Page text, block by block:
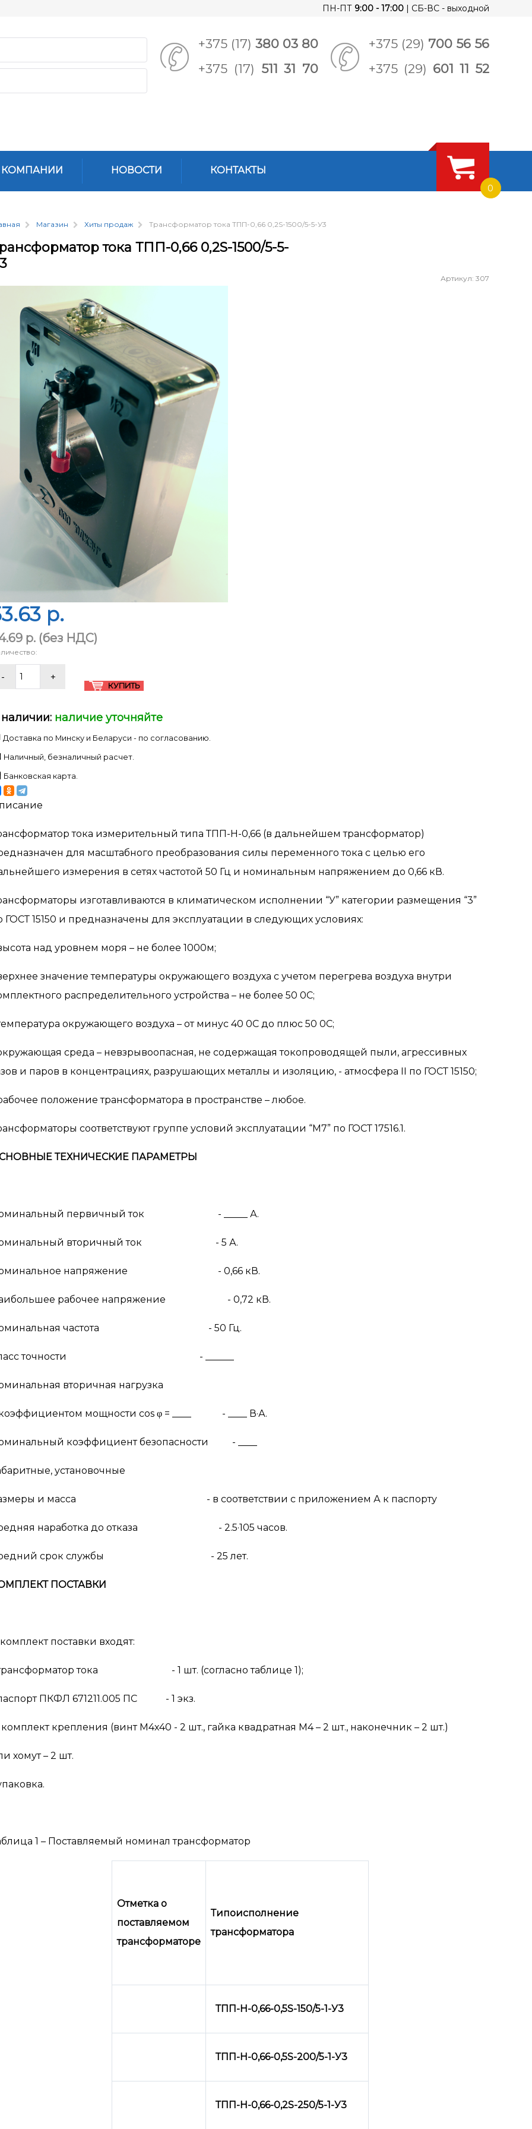
ПН-ПТ 9:00 - 17:00 | СБ-ВС - выходной
+375 (17) 380 03 80
+375 (17) 511 31 70
+375 (29) 700 56 56
+375 (29) 601 11 52
НОВОСТИ КОНТАКТЫ
0
Магазин Хиты продаж Трансформатор тока ТПП-0,66 0,2S-1500/5-5-У3
тока ТПП-0,66 0,2S-1500/5-5-
Артикул: 307
p.
p. (без НДС)
наличие уточняйте
Доставка по Минску и Беларуси - по согласованию.
Наличный, безналичный расчет.
Банковская карта.
тока измерительный типа ТПП-Н-0,66 (в дальнейшем трансформатор)
для масштабного преобразования силы переменного тока с целью его
измерения в сетях частотой 50 Гц и номинальным напряжением до 0,66 кВ.
изготавливаются в климатическом исполнении “У” категории размещения “3”
ГОСТ 15150 и предназначены для эксплуатации в следующих условиях:
над уровнем моря – не более 1000м;
значение температуры окружающего воздуха с учетом перегрева воздуха внутри
распределительного устройства – не более 50 0С;
окружающего воздуха – от минус 40 0С до плюс 50 0С;
среда – невзрывоопасная, не содержащая токопроводящей пыли, агрессивных
и паров в концентрациях, разрушающих металлы и изоляцию, - атмосфера II по ГОСТ 15150;
положение трансформатора в пространстве – любое.
соответствуют группе условий эксплуатации “М7” по ГОСТ 17516.1.
ТЕХНИЧЕСКИЕ ПАРАМЕТРЫ
первичный ток - _____ А.
вторичный ток - 5 А.
напряжение - 0,66 кВ.
рабочее напряжение - 0,72 кВ.
частота - 50 Гц.
точности - ______
вторичная нагрузка
мощности cos φ = ____ - ____ В·А.
коэффициент безопасности - ____
установочные
и масса - в соответствии с приложением А к паспорту
наработка до отказа - 2.5·105 часов.
срок службы - 25 лет.
ПОСТАВКИ
поставки входят:
тока - 1 шт. (согласно таблице 1);
ПКФЛ 671211.005 ПС - 1 экз.
крепления (винт М4х40 - 2 шт., гайка квадратная М4 – 2 шт., наконечник – 2 шт.)
хомут – 2 шт.
1 – Поставляемый номинал трансформатор
Отметка о
поставляемом
трансформаторе
Типоисполнение
трансформатора
ТПП-Н-0,66-0,5S-150/5-1-У3
ТПП-Н-0,66-0,5S-200/5-1-У3
ТПП-Н-0,66-0,2S-250/5-1-У3